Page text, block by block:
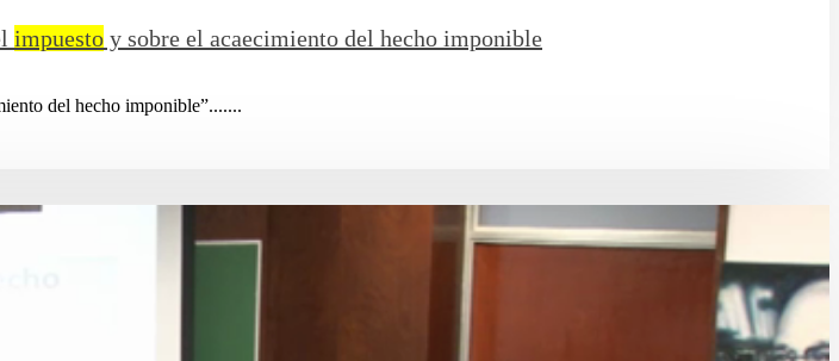
impuesto y sobre el acaecimiento del hecho imponible
del hecho imponible”.......